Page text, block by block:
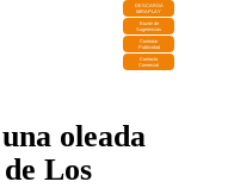
DESCARGA
MIRAPLAY
Buzón de
Sugerencias
Contratar
Publicidad
Contacto
Comercial
oleada
Los